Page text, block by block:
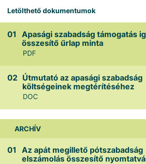
Letölthető dokumentumok
Apasági szabadság támogatás
összesítő űrlap minta
PDF
Útmutató az apasági szabadság
költségeinek megtérítéséhez
DOC
ARCHÍV
Az apát megillető pótszabadság
elszámolás összesítő